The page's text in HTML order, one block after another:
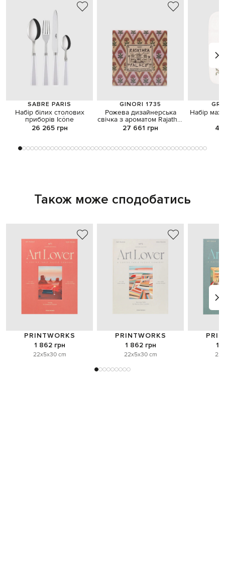
SABRE PARIS
Набір білих столових
приборів Icône
26 265 грн
GINORI 1735
Рожева дизайнерська
свічка з ароматом Rajathra
Palace 700 гр
27 661 грн
Набір
4
Також може сподобатись
PRINTWORKS
1 862 грн
22x5x30 cm
PRINTWORKS
1 862 грн
22x5x30 cm
1